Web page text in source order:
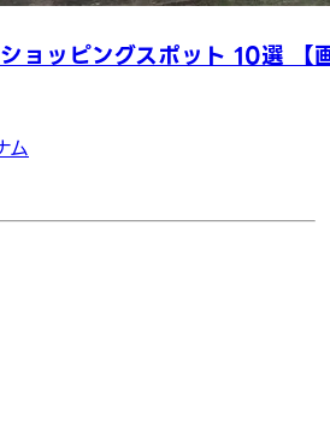
ョッピングスポット 10選 【
ム